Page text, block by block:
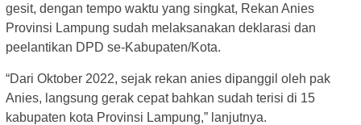
gesit, dengan tempo waktu yang singkat, Rekan Anies
Provinsi Lampung sudah melaksanakan deklarasi dan
peelantikan DPD se-Kabupaten/Kota.
“Dari Oktober 2022, sejak rekan anies dipanggil oleh pak
Anies, langsung gerak cepat bahkan sudah terisi di 15
kabupaten kota Provinsi Lampung,” lanjutnya.